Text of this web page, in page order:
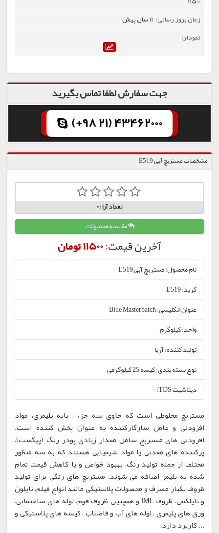
11 سال پیش
جهت سفارش لطفا تماس بگیرید
(+98 21) 43462000
مشخصات مستربچ آبی E519
تعداد آرا:0
مقایسه محصولات
آخرین قیمت:11500 تومان
نام محصول: مستربچ آبی E519
گرید: E519
عنوان انگلیسی: Blue Masterbatch
واحد: کیلوگرم
تولید کننده: آریا
نوع بسته بندی: کیسه 25 کیلوگرمی
دیتاشیت TDS: -
مستربچ مخلوطی است که حاوی سه جزء ، پایه پلیمری، مواد
افزودنی و عامل سازگارکننده به عنوان پخش کننده است.
افزودنی های مستربچ شامل مقدار زیادی پودر رنگ (پیگمنت)،
پرکننده های معدنی یا مواد شیمیایی هستند که به سه منظور
مختلف از جمله تولید رنگ، بهبود خواص و یا کاهش قیمت تمام
شده به پلیمر اضافه می شوند. مستربچ های رنگی برای تولید
ظروف یکبار مصرف و محصولات پلاستیکی مانند انواع فیلم، نایلون
و نایلکس، ظروف IML و همچنین ظروف فوم، لوله های ساختمانی،
ورق های پلیمری ، لوله های آب و فاضلاب ، کیسه های پلاستیکی و
... کاربرد دارد.